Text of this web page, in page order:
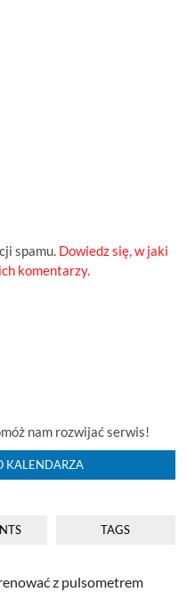
spamu. Dowiedz się, w jaki
komentarzy.
nam rozwijać serwis!
KALENDARZA
TAGS
z pulsometrem